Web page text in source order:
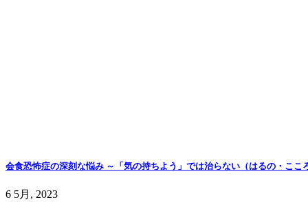
会食恐怖症の深刻な悩み ～「気の持ちよう」では治らない（はるの・こ
6 5月, 2023